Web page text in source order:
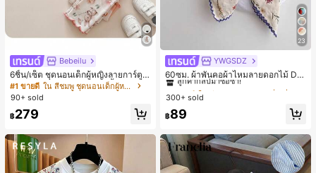
Bebeilu
6ชิ้น/เซ็ต ชุดนอนเด็กผู้หญิงลายการ์ตูน
หมีและดอกไม้ คอกลม แขนสั้น กางเกง
ขาสั้น ขอบระบาย สวมใส่สบาย
#1 ขายดี
ใน สีชมพู ชุดนอนเด็กผู้หญิง
90+ sold
฿279
23
YWGSDZ
60ซม. ผ้าพันคอผ้าไหมลายดอกไม้ Dit
sy สีเบจ, เครื่องประดับใหม่สำหรับผู้หญิ
งฤดูใบไม้ผลิ/ฤดูใบไม้ร่วง, ผ้าพันคอผืน
#1 ขายดี
ลูกค้ากลับมาซื้อซ้ำ!
#1 ขายดี
ลูกค้ากลับมาซื้อซ้ำ!
#1 ขายดี
ลูกค้ากลับมาซื้อซ้ำ!
#1 ขายดี
ใน สีเบจ ผ้าพันคอทรงสี่เหลี่ยมและผ้าพันคอสำหรับผู้
300+ sold
฿89